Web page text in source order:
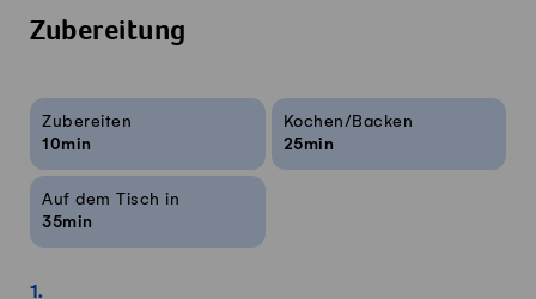
Zubereitung
Rezeptinfos
Zubereiten
10min
Kochen/Backen
25min
Auf dem Tisch in
35min